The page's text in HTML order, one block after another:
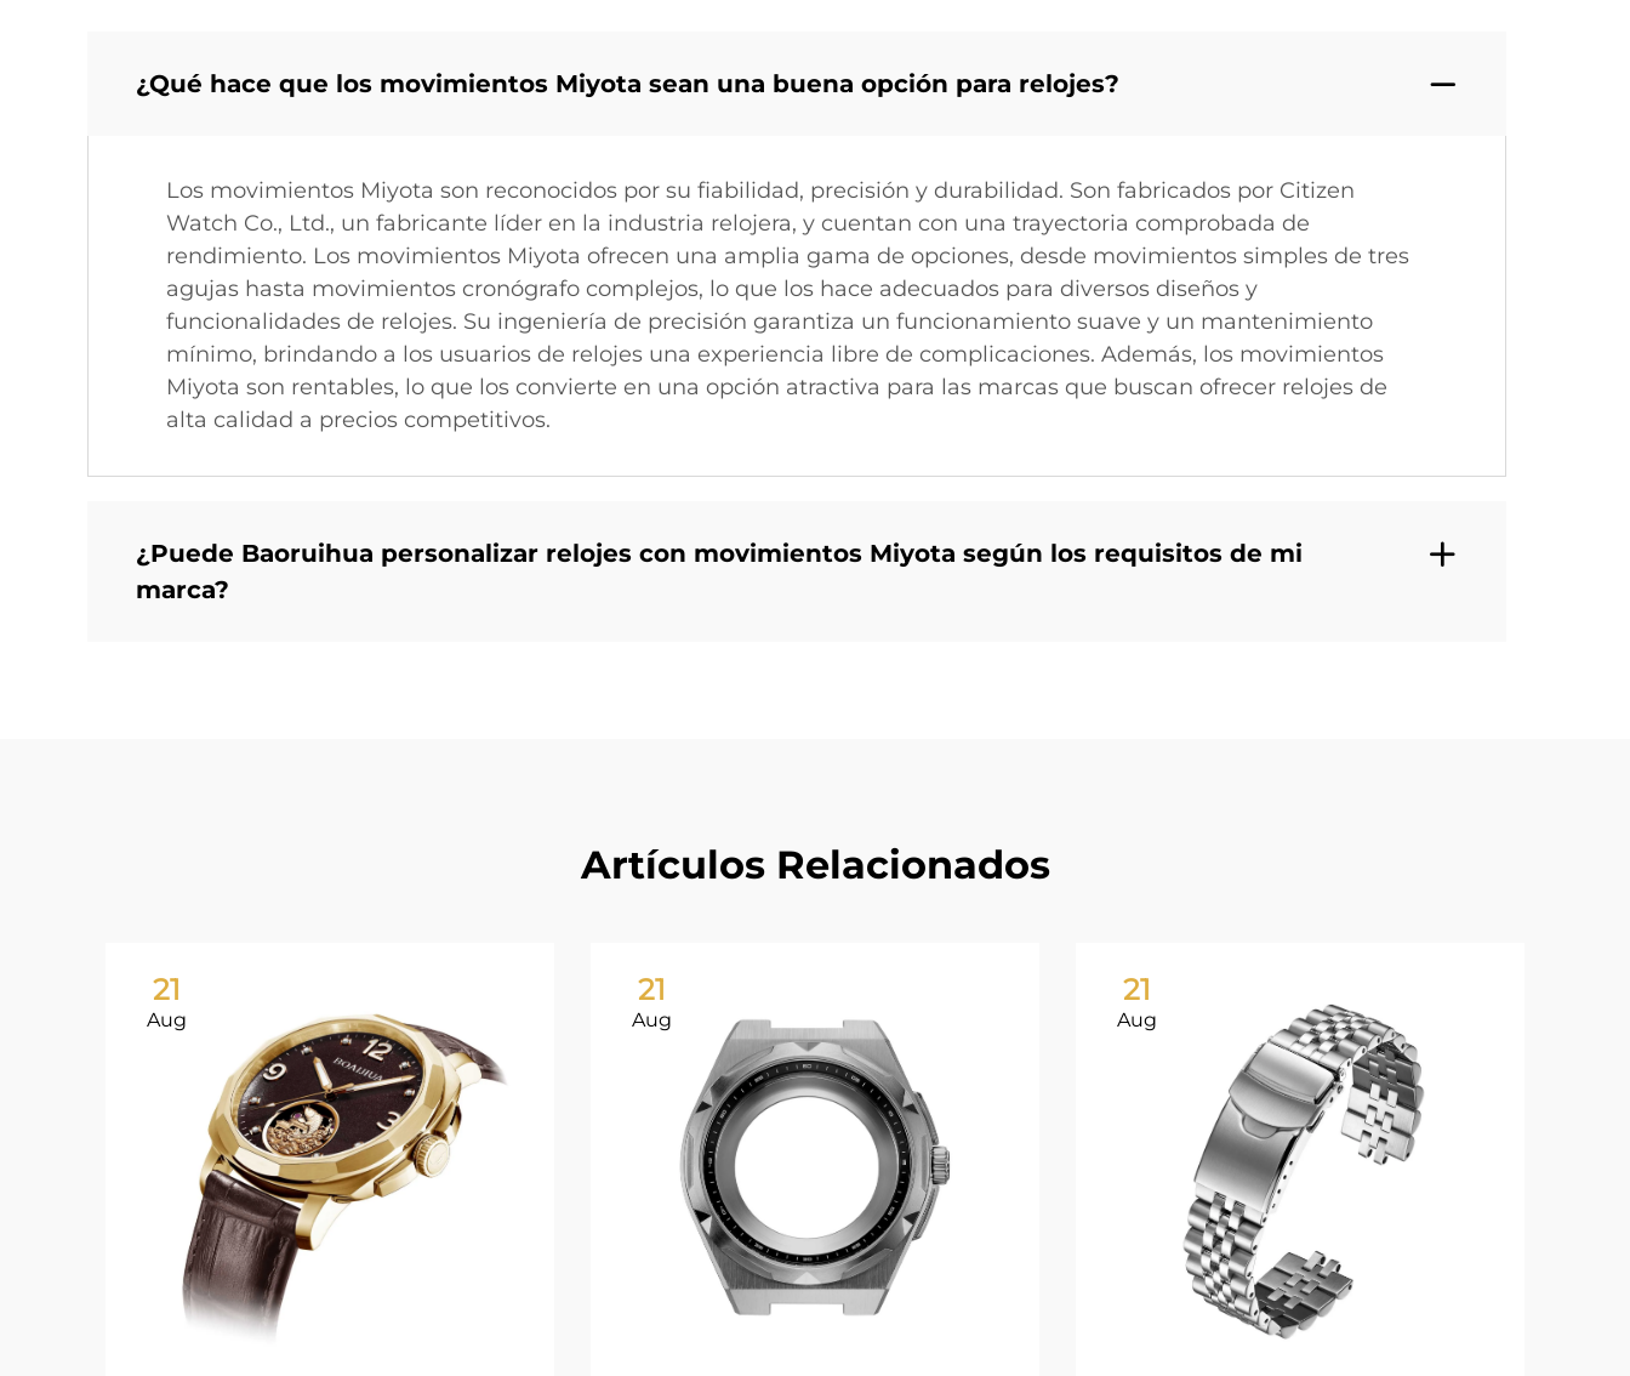
¿Qué hace que los movimientos Miyota sean una buena opción para relojes?
Los movimientos Miyota son reconocidos por su fiabilidad, precisión y durabilidad. Son fabricados por Citizen
Watch Co., Ltd., un fabricante líder en la industria relojera, y cuentan con una trayectoria comprobada de
rendimiento. Los movimientos Miyota ofrecen una amplia gama de opciones, desde movimientos simples de tres
agujas hasta movimientos cronógrafo complejos, lo que los hace adecuados para diversos diseños y
funcionalidades de relojes. Su ingeniería de precisión garantiza un funcionamiento suave y un mantenimiento
mínimo, brindando a los usuarios de relojes una experiencia libre de complicaciones. Además, los movimientos
Miyota son rentables, lo que los convierte en una opción atractiva para las marcas que buscan ofrecer relojes de
alta calidad a precios competitivos.
¿Puede Baoruihua personalizar relojes con movimientos Miyota según los requisitos de mi
marca?
Artículos Relacionados
21
Aug
21
Aug
21
Aug